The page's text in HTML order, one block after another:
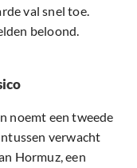
val snel toe.
beloond.
noemt een tweede
verwacht
Hormuz, een